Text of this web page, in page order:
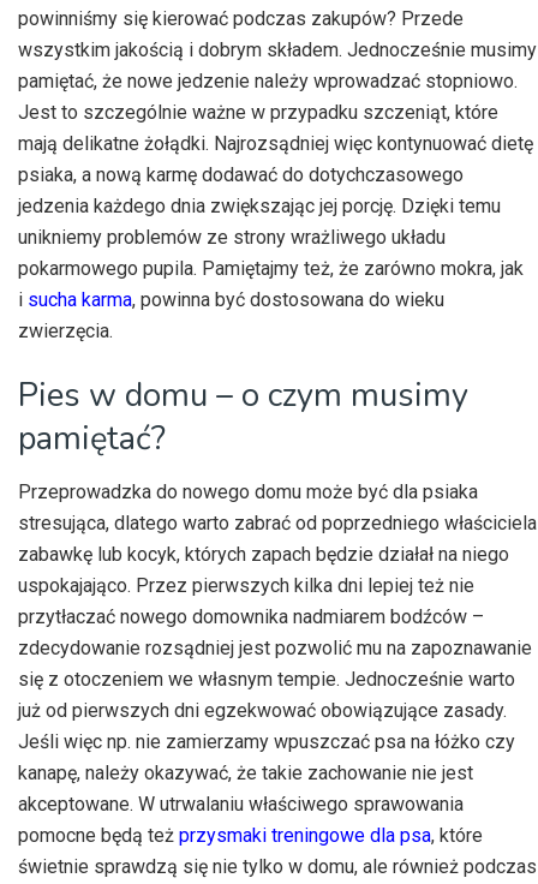
powinniśmy się kierować podczas zakupów? Przede
wszystkim jakością i dobrym składem. Jednocześnie musimy
pamiętać, że nowe jedzenie należy wprowadzać stopniowo.
Jest to szczególnie ważne w przypadku szczeniąt, które
mają delikatne żołądki. Najrozsądniej więc kontynuować dietę
psiaka, a nową karmę dodawać do dotychczasowego
jedzenia każdego dnia zwiększając jej porcję. Dzięki temu
unikniemy problemów ze strony wrażliwego układu
pokarmowego pupila. Pamiętajmy też, że zarówno mokra, jak
i sucha karma, powinna być dostosowana do wieku
zwierzęcia.
Pies w domu – o czym musimy
pamiętać?
Przeprowadzka do nowego domu może być dla psiaka
stresująca, dlatego warto zabrać od poprzedniego właściciela
zabawkę lub kocyk, których zapach będzie działał na niego
uspokajająco. Przez pierwszych kilka dni lepiej też nie
przytłaczać nowego domownika nadmiarem bodźców –
zdecydowanie rozsądniej jest pozwolić mu na zapoznawanie
się z otoczeniem we własnym tempie. Jednocześnie warto
już od pierwszych dni egzekwować obowiązujące zasady.
Jeśli więc np. nie zamierzamy wpuszczać psa na łóżko czy
kanapę, należy okazywać, że takie zachowanie nie jest
akceptowane. W utrwalaniu właściwego sprawowania
pomocne będą też przysmaki treningowe dla psa, które
świetnie sprawdzą się nie tylko w domu, ale również podczas